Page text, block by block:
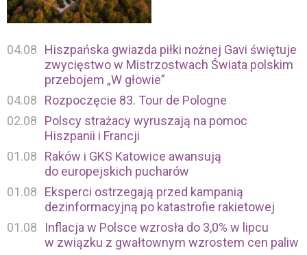
04.08
Hiszpańska gwiazda piłki nożnej Gavi świętuje
zwycięstwo w Mistrzostwach Świata polskim
przebojem „W głowie”
04.08
Rozpoczęcie 83. Tour de Pologne
02.08
Polscy strażacy wyruszają na pomoc
Hiszpanii i Francji
01.08
Raków i GKS Katowice awansują
do europejskich pucharów
01.08
Eksperci ostrzegają przed kampanią
dezinformacyjną po katastrofie rakietowej
01.08
Inflacja w Polsce wzrosła do 3,0% w lipcu
w związku z gwałtownym wzrostem cen paliw